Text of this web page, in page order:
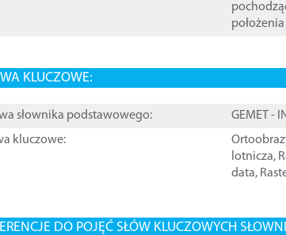
KLUCZOWE:
słownika podstawowego:
GEMET -
kluczowe:
lotnicza,
data,
DO POJĘĆ SŁÓW KLUCZOWYCH